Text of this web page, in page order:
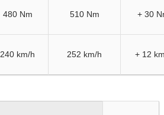
480 Nm 510 Nm + 30
240 km/h 252 km/h + 12